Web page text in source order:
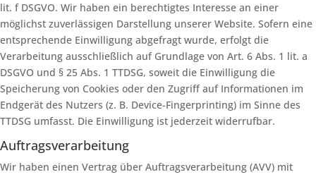
lit. f DSGVO. Wir haben ein berechtigtes Interesse an einer
möglichst zuverlässigen Darstellung unserer Website. Sofern eine
entsprechende Einwilligung abgefragt wurde, erfolgt die
Verarbeitung ausschließlich auf Grundlage von Art. 6 Abs. 1 lit. a
DSGVO und § 25 Abs. 1 TTDSG, soweit die Einwilligung die
Speicherung von Cookies oder den Zugriff auf Informationen im
Endgerät des Nutzers (z. B. Device-Fingerprinting) im Sinne des
TTDSG umfasst. Die Einwilligung ist jederzeit widerrufbar.
Auftragsverarbeitung
Wir haben einen Vertrag über Auftragsverarbeitung (AVV) mit